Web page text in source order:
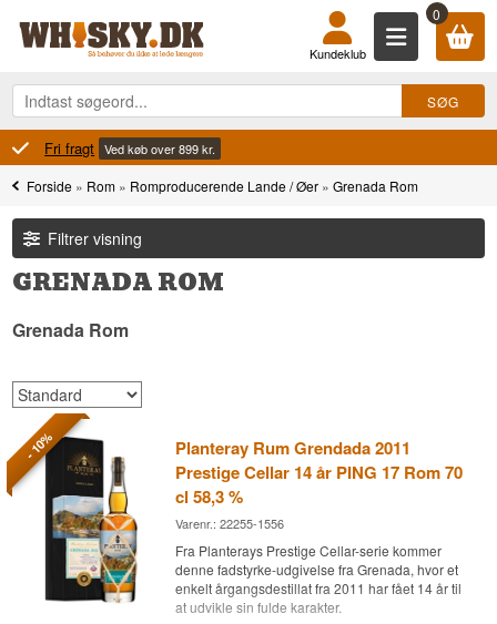
0
Kundeklub
100% Danskejet
Forside » Rom » Romproducerende Lande / Øer »Grenada Rom
Filtrer visning
GRENADA ROM
Grenada Rom
- 10%
Planteray Rum Grendada 2011
Prestige Cellar 14 år PING 17 Rom 70
cl 58,3 %
Varenr.: 22255-1556
Fra Planterays Prestige Cellar-serie kommer
denne fadstyrke-udgivelse fra Grenada, hvor et
enkelt årgangsdestillat fra 2011 har fået 14 år til
at udvikle sin fulde karakter.